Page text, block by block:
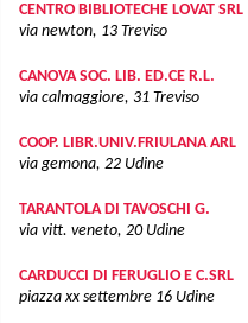
CENTRO BIBLIOTECHE LOVAT SRL
via newton, 13 Treviso
CANOVA SOC. LIB. ED.CE R.L.
via calmaggiore, 31 Treviso
COOP. LIBR.UNIV.FRIULANA ARL
via gemona, 22 Udine
TARANTOLA DI TAVOSCHI G.
via vitt. veneto, 20 Udine
CARDUCCI DI FERUGLIO E C.SRL
piazza xx settembre 16 Udine